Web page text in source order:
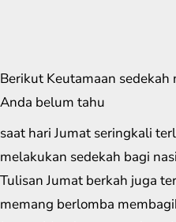
Berikut Keutamaan
Anda belum tahu
saat hari Jumat seringkali
melakukan sedekah bagi
Tulisan Jumat berkah juga
memang berlomba